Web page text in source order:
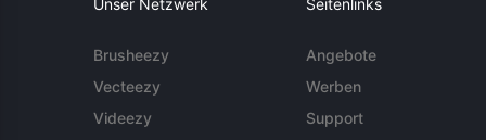
Unser Netzwerk
Brusheezy
Vecteezy
Videezy
Seitenlinks
Angebote
Werben
Support